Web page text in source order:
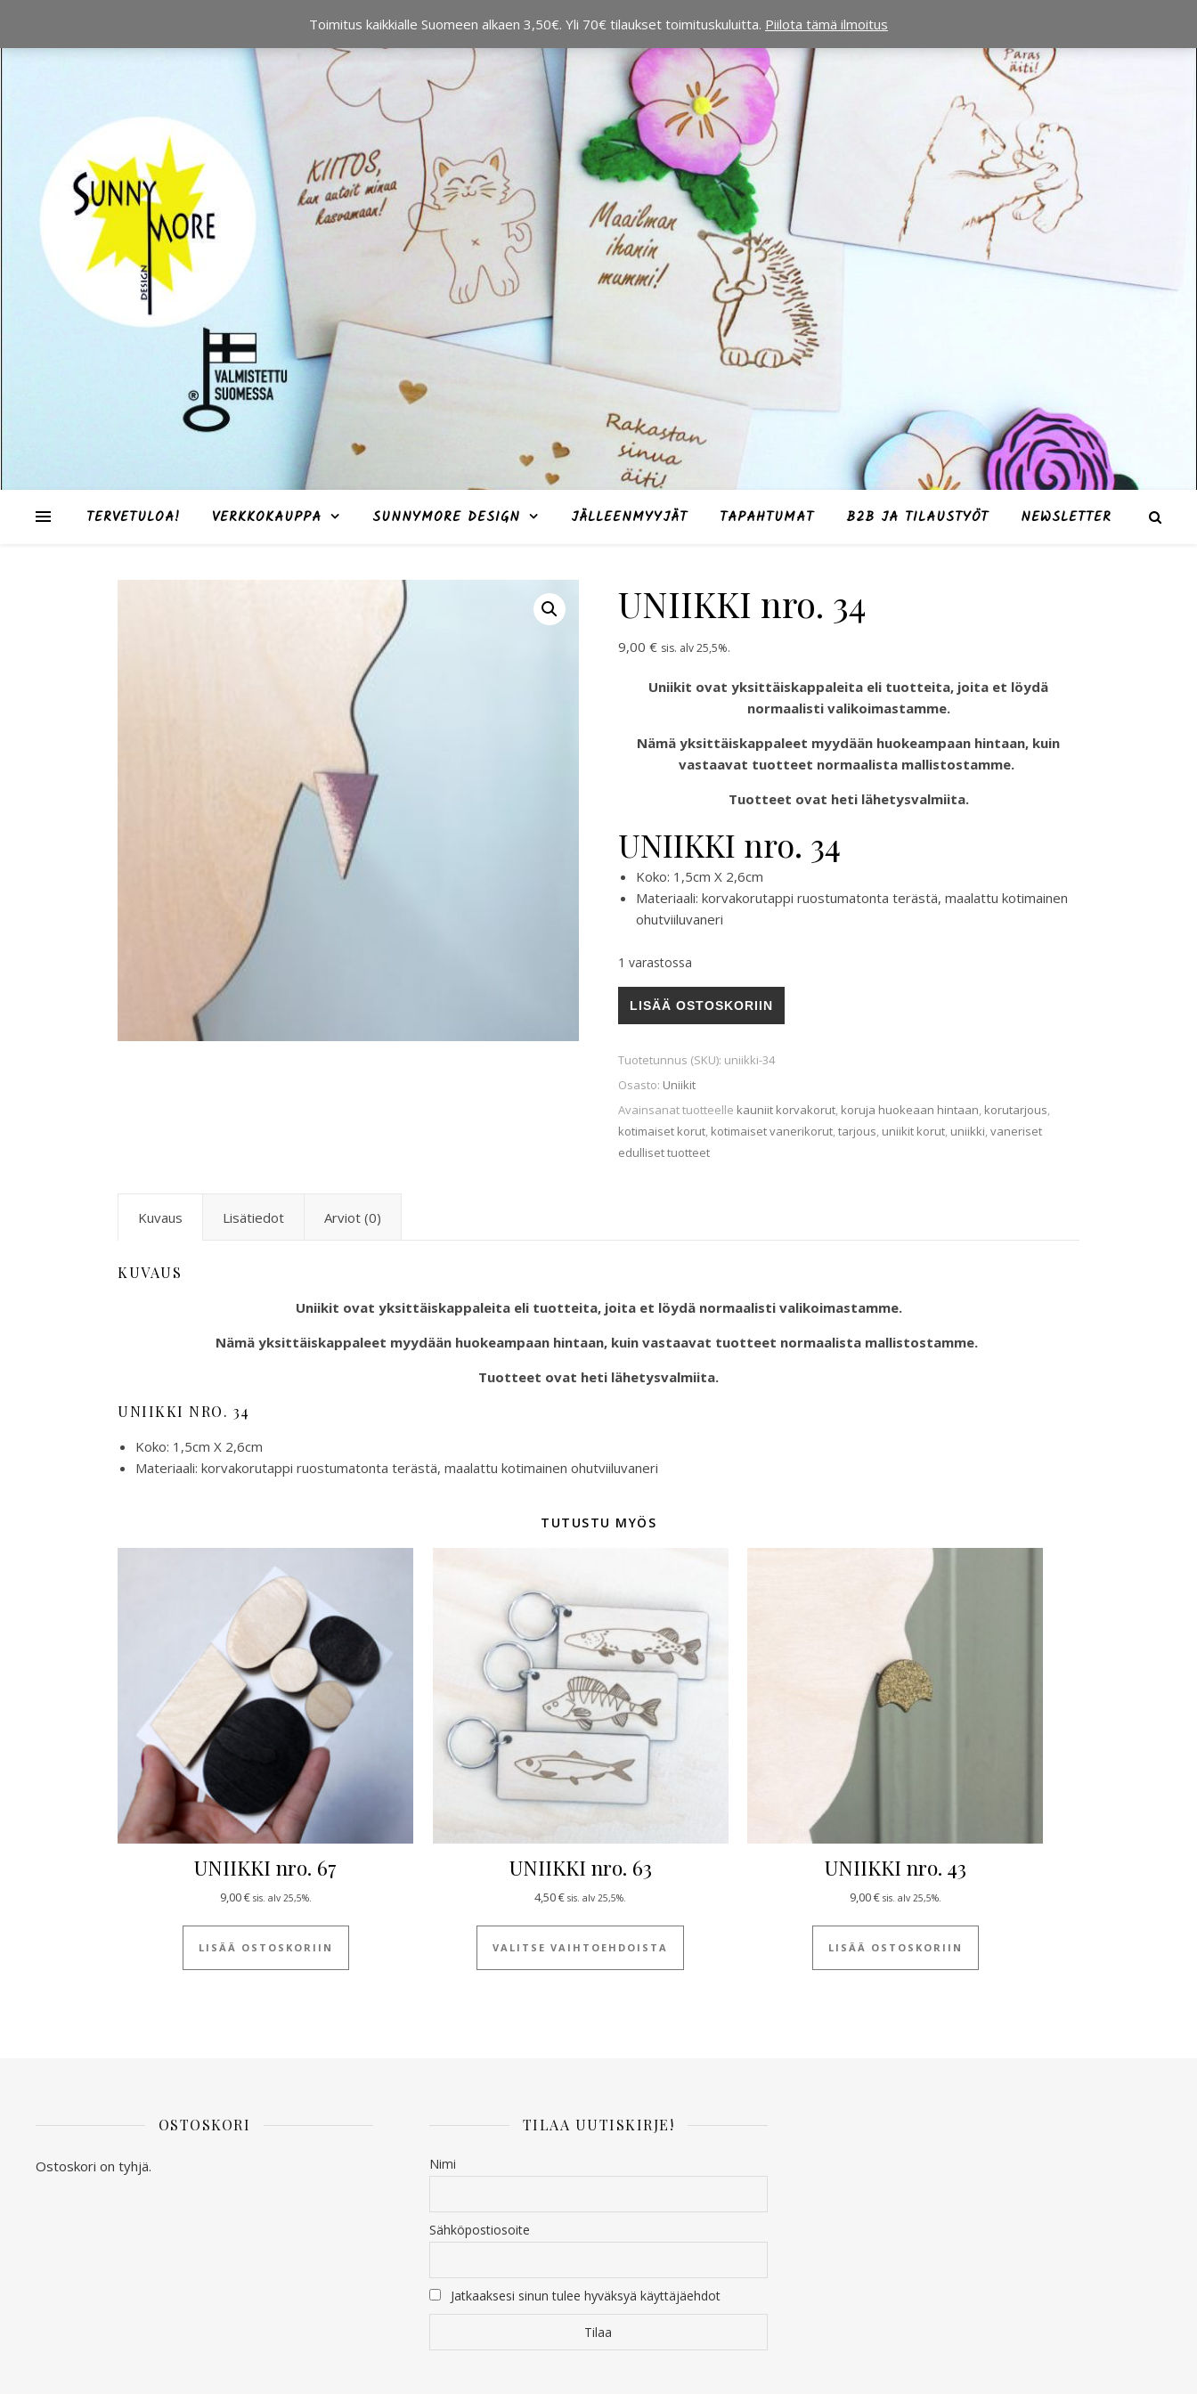
TERVETULOA! VERKKOKAUPPA SUNNYMORE DESIGN JÄLLEENMYYJÄT TAPAHTUMAT B2B JA TILAUSTYÖT NEWSLETTER
UNIIKKI nro. 34
9,00 € sis. alv 25,5%.
Uniikit ovat yksittäiskappaleita eli tuotteita, joita et löydä
normaalisti valikoimastamme.
Nämä yksittäiskappaleet myydään huokeampaan hintaan, kuin
vastaavat tuotteet normaalista mallistostamme.
Tuotteet ovat heti lähetysvalmiita.
UNIIKKI nro. 34
Koko: 1,5cm X 2,6cm
Materiaali: korvakorutappi ruostumatonta terästä, maalattu kotimainen
ohutviiluvaneri
1 varastossa
UNIIKKI nro. 34 määrä
LISÄÄ OSTOSKORIIN
Tuotetunnus (SKU): uniikki-34
Osasto: Uniikit
Avainsanat tuotteelle kauniit korvakorut, koruja huokeaan hintaan, korutarjous,
kotimaiset korut, kotimaiset vanerikorut,tarjous, uniikit korut, uniikki,vaneriset
edulliset tuotteet
Kuvaus Lisätiedot Arviot (0)
KUVAUS
Uniikit ovat yksittäiskappaleita eli tuotteita, joita et löydä normaalisti valikoimastamme.
Nämä yksittäiskappaleet myydään huokeampaan hintaan, kuin vastaavat tuotteet normaalista mallistostamme.
Tuotteet ovat heti lähetysvalmiita.
UNIIKKI NRO. 34
Koko: 1,5cm X 2,6cm
Materiaali: korvakorutappi ruostumatonta terästä, maalattu kotimainen ohutviiluvaneri
TUTUSTU MYÖS
UNIIKKI nro. 67
9,00€ sis. alv 25,5%.
LISÄÄ OSTOSKORIIN
UNIIKKI nro. 63
4,50€ sis. alv 25,5%.
VALITSE VAIHTOEHDOISTA
Tällä tuotteella on useampi muunnelma. Voit tehdä valinnat tuotteen sivulla.
UNIIKKI nro. 43
9,00€ sis. alv 25,5%.
LISÄÄ OSTOSKORIIN
OSTOSKORI
Ostoskori on tyhjä.
TILAA UUTISKIRJE!
Nimi
Sähköpostiosoite
Jatkaaksesi sinun tulee hyväksyä käyttäjäehdot
Toimitus kaikkialle Suomeen alkaen 3,50€. Yli 70€ tilaukset toimituskuluitta. Piilota tämä ilmoitus